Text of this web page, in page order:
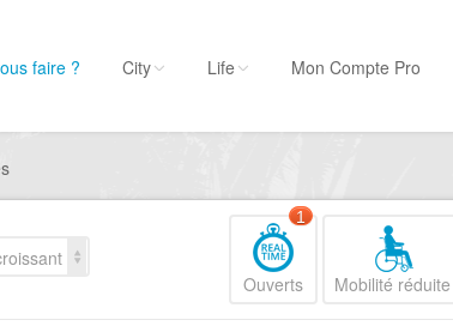
faire ?
Hôtels, ...
Visiter
City Life Mon Compte Pro
Ouverts
1
Mobilité réduite